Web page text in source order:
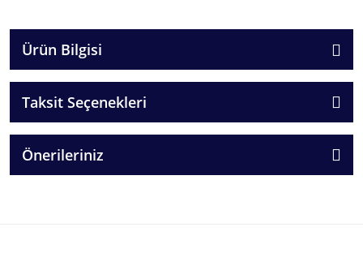
Ürün Bilgisi
Taksit Seçenekleri
Önerileriniz